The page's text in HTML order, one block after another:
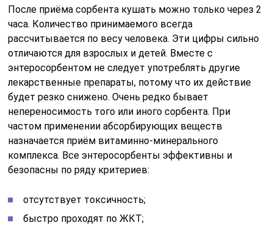
После приёма сорбента кушать можно только через 2
часа. Количество принимаемого всегда
рассчитывается по весу человека. Эти цифры сильно
отличаются для взрослых и детей. Вместе с
энтеросорбентом не следует употреблять другие
лекарственные препараты, потому что их действие
будет резко снижено. Очень редко бывает
непереносимость того или иного сорбента. При
частом применении абсорбирующих веществ
назначается приём витаминно-минерального
комплекса. Все энтеросорбенты эффективны и
безопасны по ряду критериев:
отсутствует токсичность;
быстро проходят по ЖКТ;